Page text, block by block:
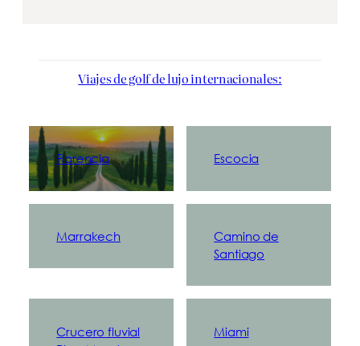
Viajes de golf de lujo internacionales:
Florencia Escocia
Marrakech
Camino de
Santiago
Crucero fluvial
Miami